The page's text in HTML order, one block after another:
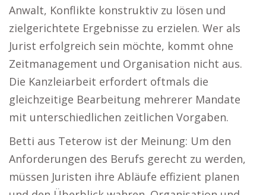
Anwalt, Konflikte konstruktiv zu lösen und
zielgerichtete Ergebnisse zu erzielen. Wer als
Jurist erfolgreich sein möchte, kommt ohne
Zeitmanagement und Organisation nicht aus.
Die Kanzleiarbeit erfordert oftmals die
gleichzeitige Bearbeitung mehrerer Mandate
mit unterschiedlichen zeitlichen Vorgaben.
Betti aus Teterow ist der Meinung: Um den
Anforderungen des Berufs gerecht zu werden,
müssen Juristen ihre Abläufe effizient planen